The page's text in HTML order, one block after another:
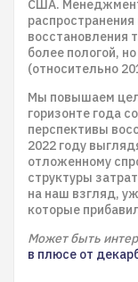
США. Менеджмент
восстановления
более пологой,
(относительно
Мы повышаем
горизонте года
перспективы
2022 году
отложенному
структуры
на наш взгляд,
которые
Может быть
в плюсе от